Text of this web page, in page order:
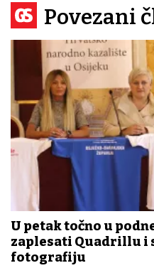
Povezani
U petak točno u
zaplesati Quadrillu
fotografiju